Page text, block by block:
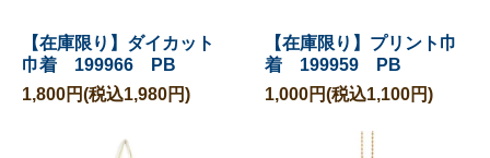
【在庫限り】ダイカット
巾着 199966 PB
1,800円(税込1,980円)
【在庫限り】プリント巾
着 199959 PB
1,000円(税込1,100円)